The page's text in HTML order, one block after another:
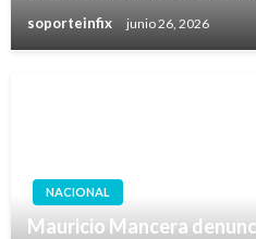
soporteinfix junio 26, 2026
NACIONAL
Mauricio Mancera